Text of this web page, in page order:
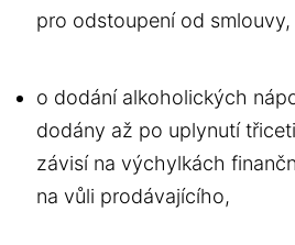
pro odstoupení od smlouvy,
o dodání alkoholických
dodány až po uplynutí
závisí na výchylkách
na vůli prodávajícího,